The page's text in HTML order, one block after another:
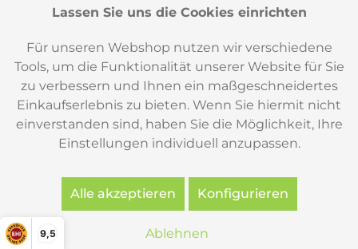
9,5
SMEG Retro-Style 2-Scheiben-Toaster rot
TSF01RDEU
Lassen Sie uns die Cookies einrichten
Für unseren Webshop nutzen wir verschiedene
Tools, um die Funktionalität unserer Website für Sie
zu verbessern und Ihnen ein maßgeschneidertes
Einkaufserlebnis zu bieten. Wenn Sie hiermit nicht
einverstanden sind, haben Sie die Möglichkeit, Ihre
Einstellungen individuell anzupassen.
Alle akzeptieren Konfigurieren
Ablehnen